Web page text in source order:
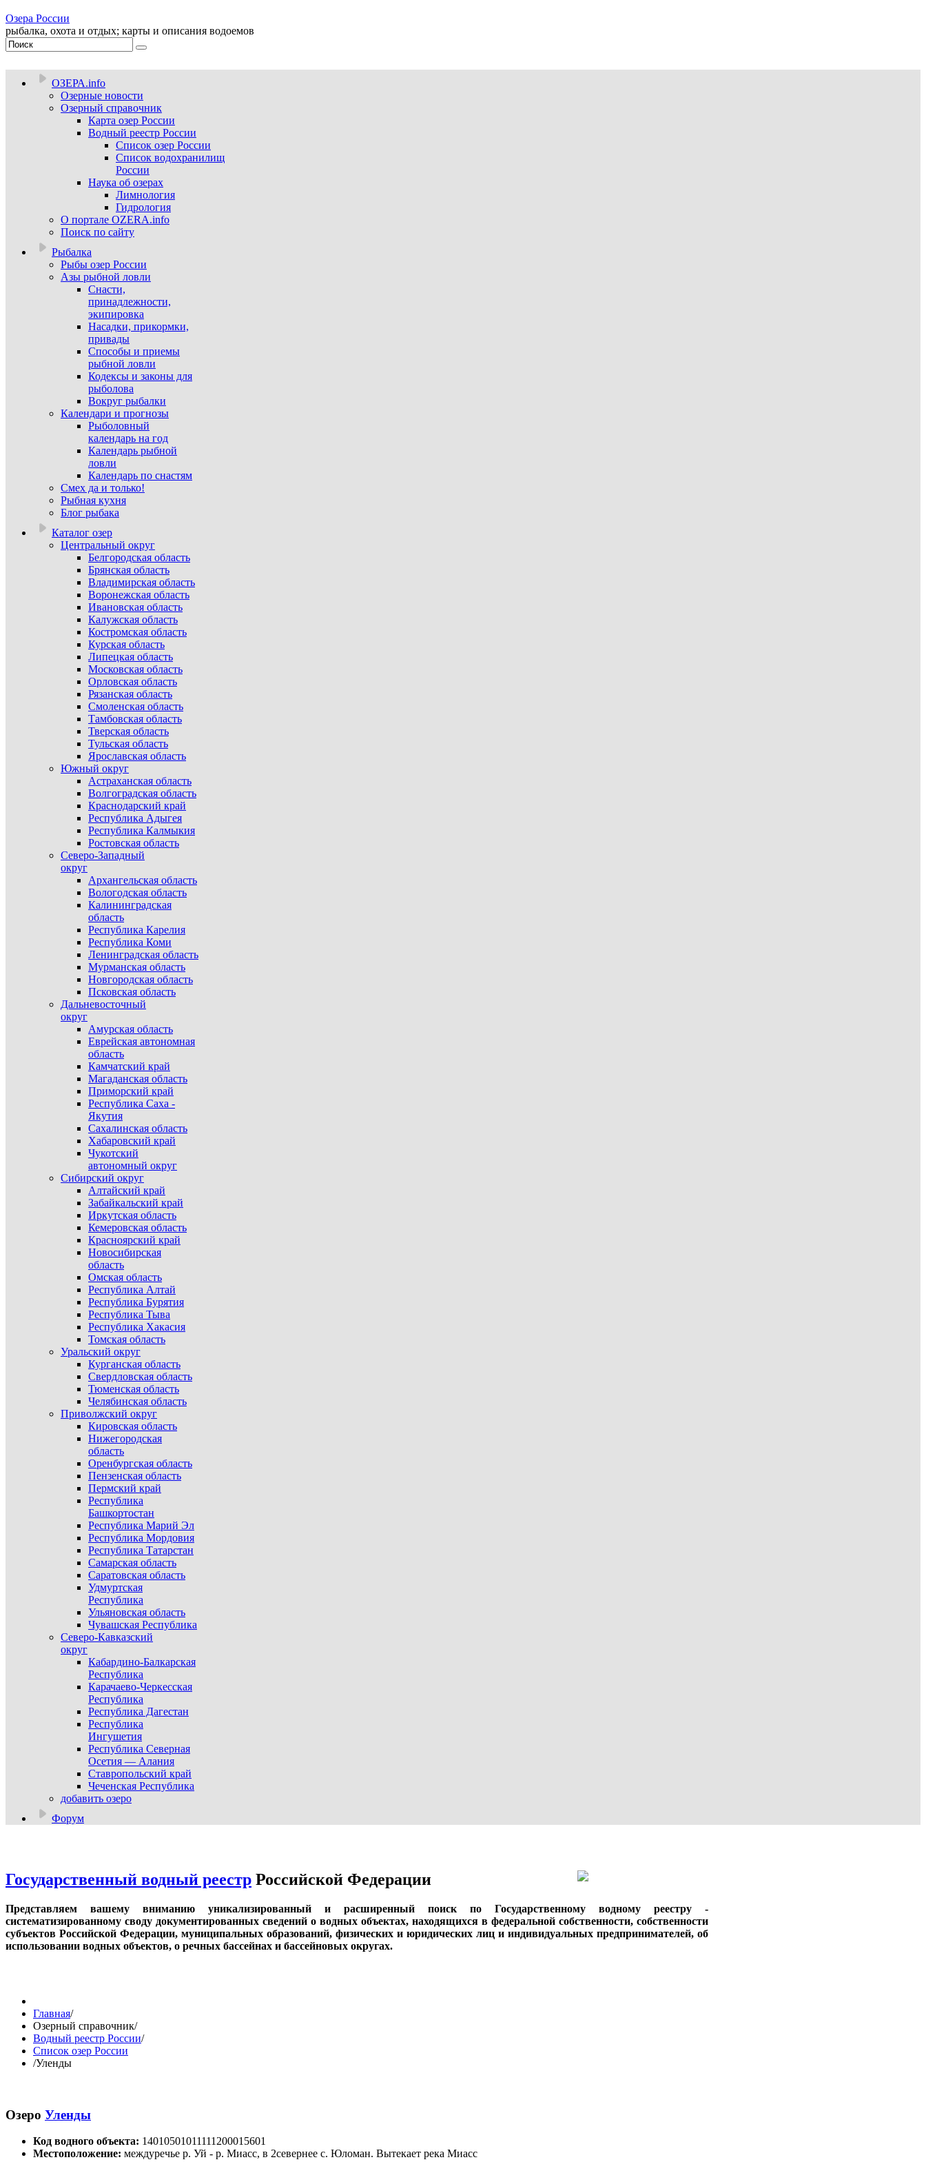
Озера России
рыбалка, охота и отдых; карты и описания водоемов
ОЗЕРА.info
Озерные новости
Озерный справочник
Карта озер России
Водный реестр России
Список озер России
Список водохранилищ
России
Наука об озерах
Лимнология
Гидрология
О портале OZERA.info
Поиск по сайту
Рыбалка
Рыбы озер России
Азы рыбной ловли
Снасти,
принадлежности,
экипировка
Насадки, прикормки,
привады
Способы и приемы
рыбной ловли
Кодексы и законы для
рыболова
Вокруг рыбалки
Календари и прогнозы
Рыболовный
календарь на год
Календарь рыбной
ловли
Календарь по снастям
Смех да и только!
Рыбная кухня
Блог рыбака
Каталог озер
Центральный округ
Белгородская область
Брянская область
Владимирская область
Воронежская область
Ивановская область
Калужская область
Костромская область
Курская область
Липецкая область
Московская область
Орловская область
Рязанская область
Смоленская область
Тамбовская область
Тверская область
Тульская область
Ярославская область
Южный округ
Астраханская область
Волгоградская область
Краснодарский край
Республика Адыгея
Республика Калмыкия
Ростовская область
Северо-Западный
округ
Архангельская область
Вологодская область
Калининградская
область
Республика Карелия
Республика Коми
Ленинградская область
Мурманская область
Новгородская область
Псковская область
Дальневосточный
округ
Амурская область
Еврейская автономная
область
Камчатский край
Магаданская область
Приморский край
Республика Саха -
Якутия
Сахалинская область
Хабаровский край
Чукотский
автономный округ
Сибирский округ
Алтайский край
Забайкальский край
Иркутская область
Кемеровская область
Красноярский край
Новосибирская
область
Омская область
Республика Алтай
Республика Бурятия
Республика Тыва
Республика Хакасия
Томская область
Уральский округ
Курганская область
Свердловская область
Тюменская область
Челябинская область
Приволжский округ
Кировская область
Нижегородская
область
Оренбургская область
Пензенская область
Пермский край
Республика
Башкортостан
Республика Марий Эл
Республика Мордовия
Республика Татарстан
Самарская область
Саратовская область
Удмуртская
Республика
Ульяновская область
Чувашская Республика
Северо-Кавказский
округ
Кабардино-Балкарская
Республика
Карачаево-Черкесская
Республика
Республика Дагестан
Республика
Ингушетия
Республика Северная
Осетия — Алания
Ставропольский край
Чеченская Республика
добавить озеро
Форум
Государственный водный реестр Российской Федерации
Представляем вашему вниманию уникализированный и расширенный поиск по Государственному водному реестру -
систематизированному своду документированных сведений о водных объектах, находящихся в федеральной собственности, собственности
субъектов Российской Федерации, муниципальных образований, физических и юридических лиц и индивидуальных предпринимателей, об
использовании водных объектов, о речных бассейнах и бассейновых округах.
Главная/
Озерный справочник/
Водный реестр России/
Список озер России
/Уленды
Озеро Уленды
Код водного объекта: 14010501011111200015601
Местоположение: междуречье р. Уй - р. Миасс, в 2севернее с. Юломан. Вытекает река Миасс